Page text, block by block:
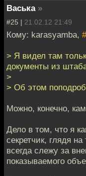
Васька »
#25 | 21.02.12 21:49
Кому: karasyamba,
> Я видел там
документы из
>
> Об этом
Можно, конечно,
Дело в том, что я
секретчик, глядя
всегда слежу за
показываемого